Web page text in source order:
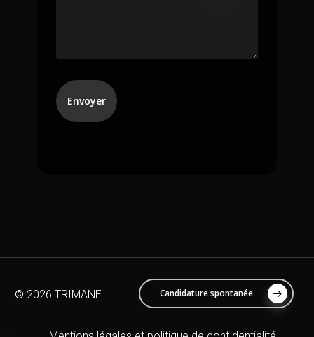
© 2026 TRIMANE. Candidature spontanée